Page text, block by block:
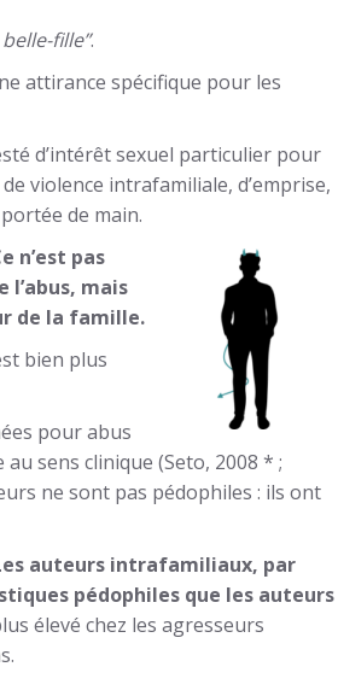
fille”.
attirance spécifique pour les
d’intérêt sexuel particulier pour
violence intrafamiliale, d’emprise,
de main.
n’est pas
l’abus, mais
de la famille.
bien plus
pour abus
sens clinique (Seto, 2008 * ;
ne sont pas pédophiles : ils ont
auteurs intrafamiliaux, par
pédophiles que les auteurs
élevé chez les agresseurs